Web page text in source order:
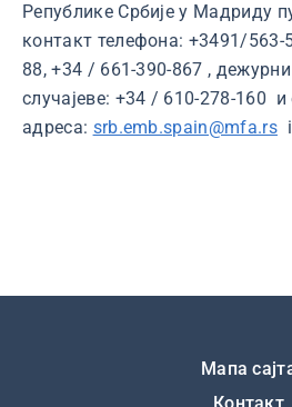
Републике Србије у Мадриду
контакт телефона: +3491/563-
88, +34 / 661-390-867 ,
случајеве: +34 / 610-278-160 и
адреса: srb.emb.spain@mfa.rsi
Мапа